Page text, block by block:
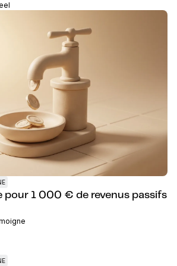
pour 1 000 € de revenus passifs